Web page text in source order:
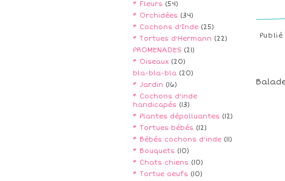
* Fleurs (54)
* Orchidées (34)
* Cochons d'Inde (25)
* Tortues d'Hermann (22)
PROMENADES (21)
* Oiseaux (20)
bla-bla-bla (20)
* Jardin (16)
* Cochons d'inde
handicapés (13)
* Plantes dépolluantes (12)
* Tortues bébés (12)
* Bébés cochons d'inde (11)
* Bouquets (10)
* Chats chiens (10)
* Tortue oeufs (10)